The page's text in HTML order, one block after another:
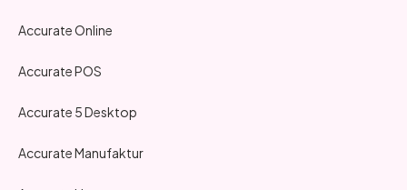
Accurate Online
Accurate POS
Accurate 5 Desktop
Accurate Manufaktur